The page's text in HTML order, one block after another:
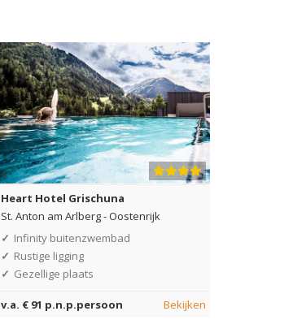
Heart Hotel Grischuna
St. Anton am Arlberg-Oostenrijk
✓ Infinity buitenzwembad
✓ Rustige ligging
✓ Gezellige plaats
v.a. € 91 p.n.p.persoon Bekijken